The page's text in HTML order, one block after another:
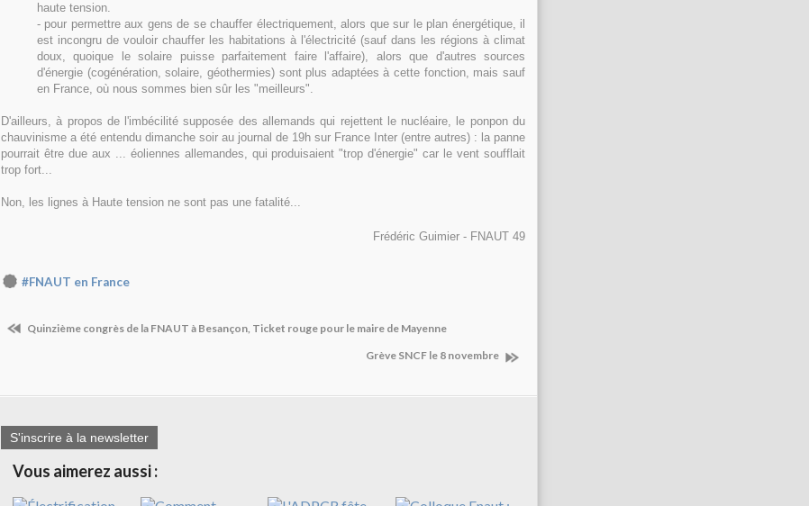
haute tension.
- pour permettre aux gens de se chauffer électriquement, alors que sur le plan énergétique, il
est incongru de vouloir chauffer les habitations à l'électricité (sauf dans les régions à climat
doux, quoique le solaire puisse parfaitement faire l'affaire), alors que d'autres sources
d'énergie (cogénération, solaire, géothermies) sont plus adaptées à cette fonction, mais sauf
en France, où nous sommes bien sûr les "meilleurs".
D'ailleurs, à propos de l'imbécilité supposée des allemands qui rejettent le nucléaire, le ponpon du
chauvinisme a été entendu dimanche soir au journal de 19h sur France Inter (entre autres) : la panne
pourrait être due aux ... éoliennes allemandes, qui produisaient "trop d'énergie" car le vent soufflait
trop fort...
Non, les lignes à Haute tension ne sont pas une fatalité...
Frédéric Guimier - FNAUT 49
#FNAUT en France
Quinzième congrès de la FNAUT à Besançon, Ticket rouge pour le maire de Mayenne
Grève SNCF le 8 novembre
S'inscrire à la newsletter
Vous aimerez aussi :